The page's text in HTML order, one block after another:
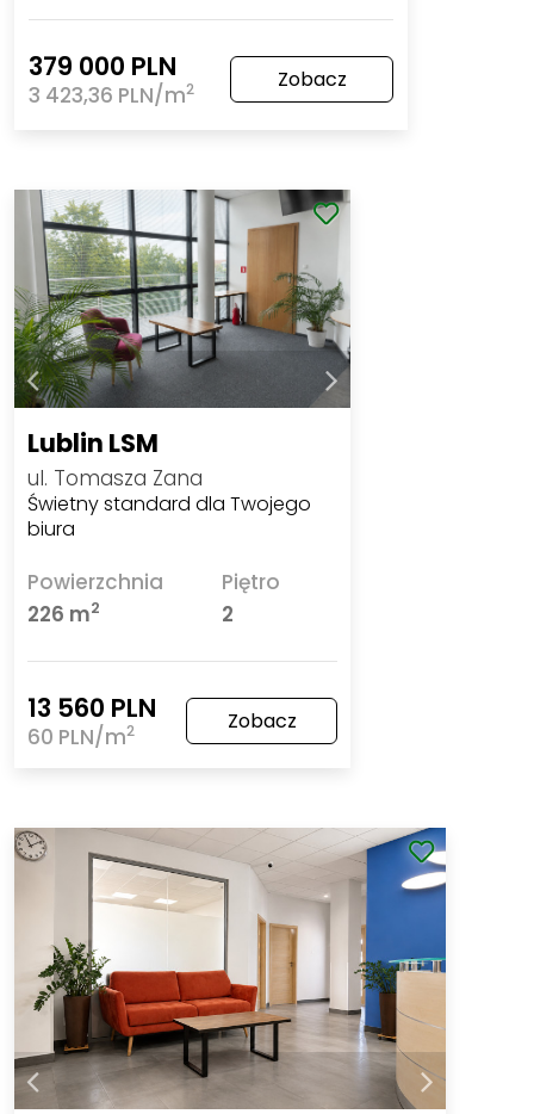
379 000 PLN
3 423,36 PLN/m2 Zobacz
Lublin LSM
ul. Tomasza Zana
Świetny standard dla Twojego
biura
Powierzchnia
226 m2
Piętro
2
13 560 PLN
60 PLN/m2 Zobacz